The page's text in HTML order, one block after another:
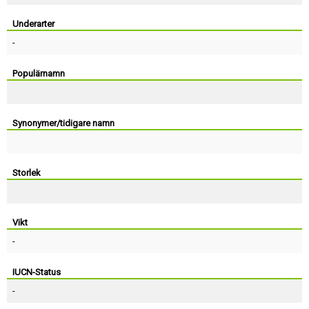
Underarter
-
Populärnamn
Synonymer/tidigare namn
Storlek
Vikt
-
IUCN-Status
-